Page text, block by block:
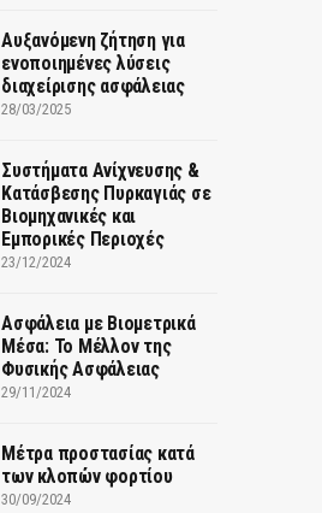
Αυξανόμενη ζήτηση για
ενοποιημένες λύσεις
διαχείρισης ασφάλειας
28/03/2025
Συστήματα Ανίχνευσης &
Κατάσβεσης Πυρκαγιάς σε
Βιομηχανικές και
Εμπορικές Περιοχές
23/12/2024
Ασφάλεια με Βιομετρικά
Μέσα: Το Μέλλον της
Φυσικής Ασφάλειας
29/11/2024
Μέτρα προστασίας κατά
των κλοπών φορτίου
30/09/2024